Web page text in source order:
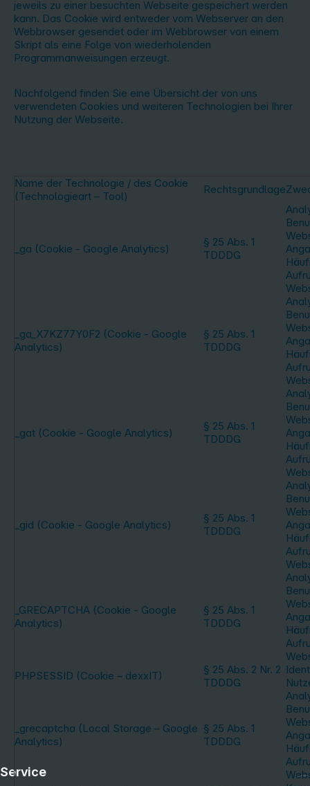
jeweils zu einer besuchten Webseite gespeichert werden
kann. Das Cookie wird entweder vom Webserver an den
Webbrowser gesendet oder im Webbrowser von einem
Skript als eine Folge von wiederholenden
Programmanweisungen erzeugt.
Nachfolgend finden Sie eine Übersicht der von uns
verwendeten Cookies und weiteren Technologien bei Ihrer
Nutzung der Webseite.
Name der Technologie / des Cookie
(Technologieart – Tool)
Rechtsgrundlage
_ga (Cookie - Google Analytics)
§ 25 Abs. 1
TDDDG
_ga_X7KZ77Y0F2 (Cookie - Google
Analytics)
§ 25 Abs. 1
TDDDG
_gat (Cookie - Google Analytics)
§ 25 Abs. 1
TDDDG
_gid (Cookie - Google Analytics)
§ 25 Abs. 1
TDDDG
_GRECAPTCHA (Cookie - Google
Analytics)
§ 25 Abs. 1
TDDDG
PHPSESSID (Cookie – dexxIT)
§ 25 Abs. 2 Nr. 2
TDDDG
_grecaptcha (Local Storage – Google
Analytics)
§ 25 Abs. 1
TDDDG
Service